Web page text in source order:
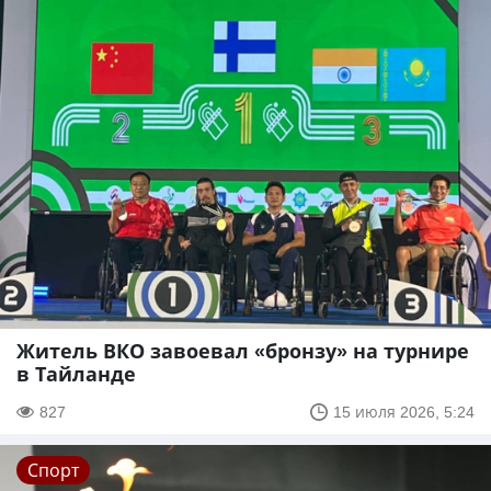
Житель ВКО завоевал «бронзу» на турнире
в Тайланде
827 15 июля 2026, 5:24
Спорт